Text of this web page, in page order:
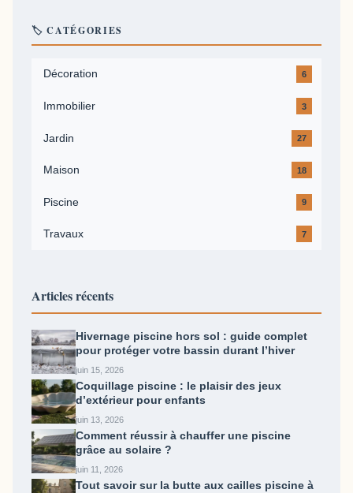
🏷️ CATÉGORIES
Décoration 6
Immobilier 3
Jardin 27
Maison 18
Piscine 9
Travaux 7
Articles récents
Hivernage piscine hors sol : guide complet
pour protéger votre bassin durant l’hiver
juin 15, 2026
Coquillage piscine : le plaisir des jeux
d’extérieur pour enfants
juin 13, 2026
Comment réussir à chauffer une piscine
grâce au solaire ?
juin 11, 2026
Tout savoir sur la butte aux cailles piscine​ à